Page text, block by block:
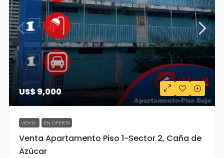
US$ 9,000
VENTA EN OFERTA
Venta Apartamento Piso 1-Sector 2, Caña de
Azúcar